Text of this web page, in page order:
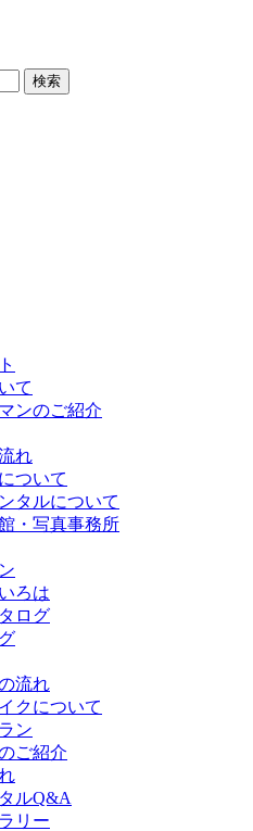
て
ンのご紹介
れ
ついて
タルについて
・写真事務所
ろは
ログ
流れ
クについて
ン
ご紹介
ルQ&A
リー